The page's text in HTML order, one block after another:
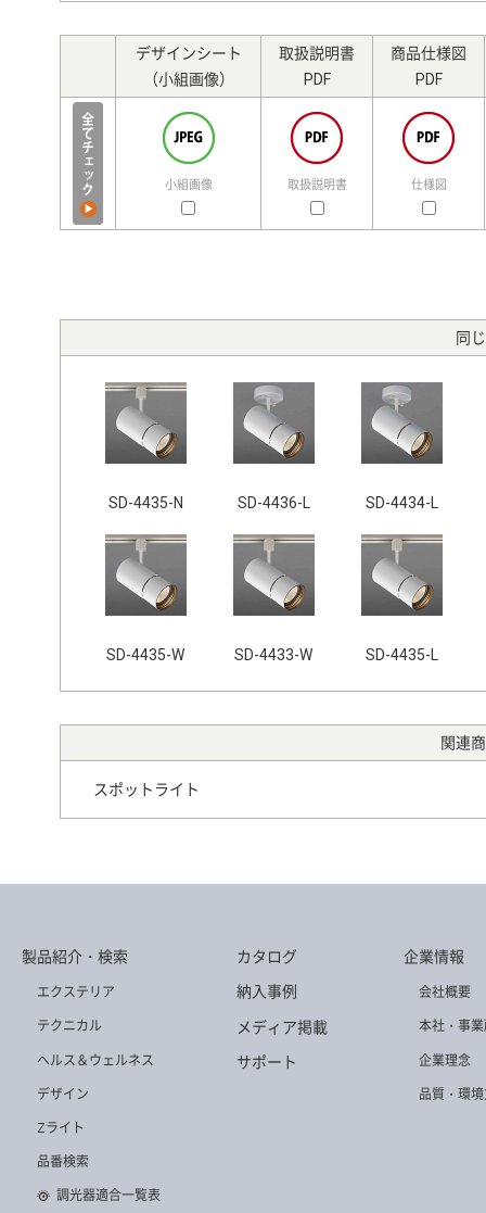
デザインシート
（小組画像）
取扱説明書
PDF
商品仕様図
PDF
小組画像 取扱説明書 仕様図
同
SD-4435-N SD-4436-L SD-4434-L
SD-4435-W SD-4433-W SD-4435-L
関連
スポットライト
製品紹介・検索
エクステリア
テクニカル
ヘルス＆ウェルネス
デザイン
Zライト
品番検索
調光器適合一覧表
カタログ
納入事例
メディア掲載
サポート
企業情報
会社概要
本社・事
企業理念
品質・環